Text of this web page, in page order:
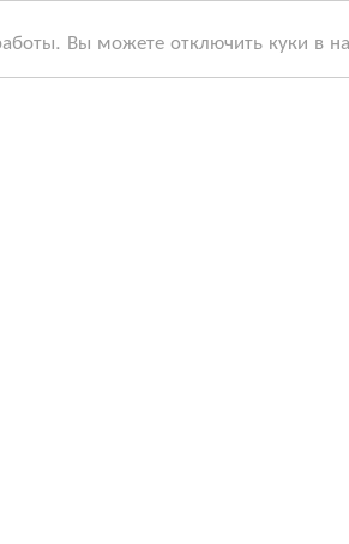
Вы можете отключить куки в